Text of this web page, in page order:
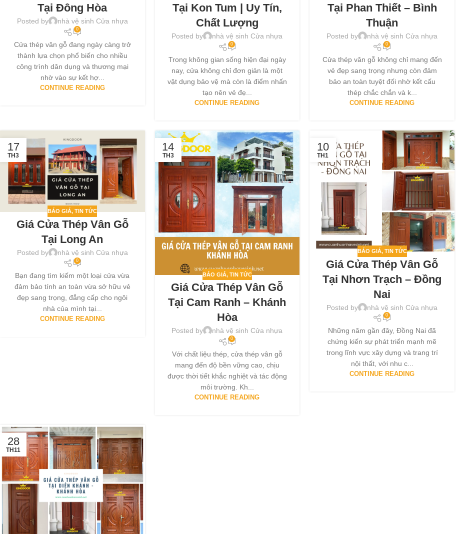
Tại Đông Hòa
Posted by nhà vệ sinh Cửa nhựa
0
Cửa thép vân gỗ đang ngày càng trở
thành lựa chọn phổ biến cho nhiều
công trình dân dụng và thương mại
nhờ vào sự kết hợ...
CONTINUE READING
Tại Kon Tum | Uy Tín,
Chất Lượng
Posted by nhà vệ sinh Cửa nhựa
0
Trong không gian sống hiện đại ngày
nay, cửa không chỉ đơn giản là một
vật dụng bảo vệ mà còn là điểm nhấn
tạo nên vẻ đẹ...
CONTINUE READING
Tại Phan Thiết – Bình
Thuận
Posted by nhà vệ sinh Cửa nhựa
0
Cửa thép vân gỗ không chỉ mang đến
vẻ đẹp sang trọng nhưng còn đảm
bảo an toàn tuyệt đối nhờ kết cấu
thép chắc chắn và k...
CONTINUE READING
17
TH3
BÁO GIÁ,TIN TỨC
Giá Cửa Thép Vân Gỗ
Tại Long An
Posted by nhà vệ sinh Cửa nhựa
0
Bạn đang tìm kiếm một loại cửa vừa
đảm bảo tính an toàn vừa sở hữu vẻ
đẹp sang trọng, đẳng cấp cho ngôi
nhà của mình tại...
CONTINUE READING
14
TH3
BÁO GIÁ, TIN TỨC
Giá Cửa Thép Vân Gỗ
Tại Cam Ranh – Khánh
Hòa
Posted by nhà vệ sinh Cửa nhựa
0
Với chất liệu thép, cửa thép vân gỗ
mang đến độ bền vững cao, chịu
được thời tiết khắc nghiệt và tác động
môi trường. Kh...
CONTINUE READING
10
TH1
BÁO GIÁ, TIN TỨC
Giá Cửa Thép Vân Gỗ
Tại Nhơn Trạch – Đồng
Nai
Posted by nhà vệ sinh Cửa nhựa
0
Những năm gần đây, Đồng Nai đã
chứng kiến sự phát triển mạnh mẽ
trong lĩnh vực xây dựng và trang trí
nội thất, với nhu c...
CONTINUE READING
28
TH11